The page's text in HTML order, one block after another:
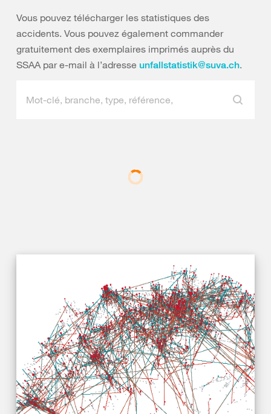
Vous pouvez télécharger les statistiques des
accidents. Vous pouvez également commander
gratuitement des exemplaires imprimés auprès du
SSAA par e-mail à l’adresse unfallstatistik@suva.ch.